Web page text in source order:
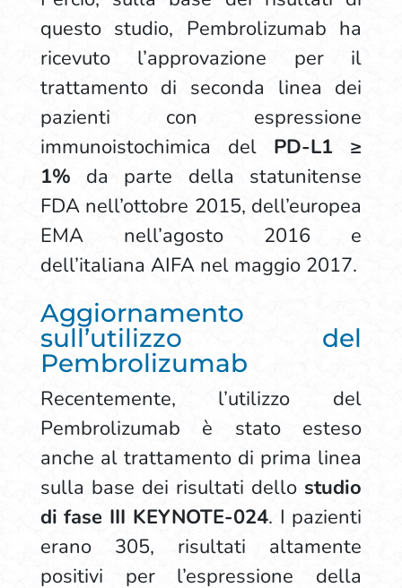
questo studio, Pembrolizumab ha
ricevuto l’approvazione per il
trattamento di seconda linea dei
pazienti con espressione
immunoistochimica del PD-L1 ≥
1% da parte della statunitense
FDA nell’ottobre 2015, dell’europea
EMA nell’agosto 2016 e
dell’italiana AIFA nel maggio 2017.
Aggiornamento
sull’utilizzo del
Pembrolizumab
Recentemente, l’utilizzo del
Pembrolizumab è stato esteso
anche al trattamento di prima linea
sulla base dei risultati dello studio
di fase III KEYNOTE-024. I pazienti
erano 305, risultati altamente
positivi per l’espressione della